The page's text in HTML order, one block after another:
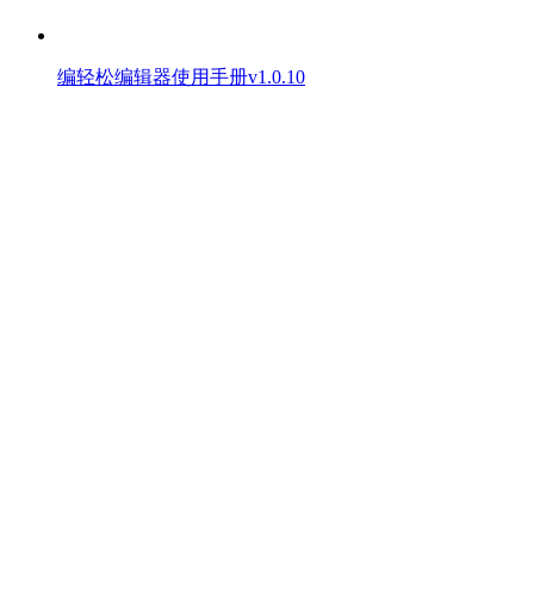
编轻松编辑器使用手册v1.0.10